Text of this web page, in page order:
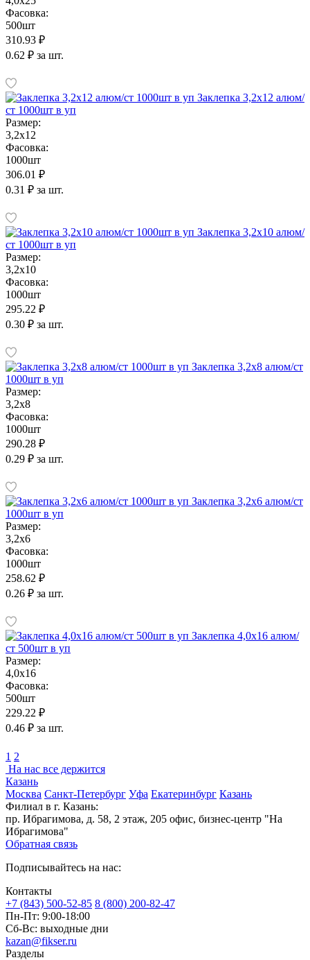
Фасовка:
500шт
310.93 ₽
0.62 ₽ за шт.
Заклепка 3,2х12 алюм/
ст 1000шт в уп
Размер:
3,2х12
Фасовка:
1000шт
306.01 ₽
0.31 ₽ за шт.
Заклепка 3,2х10 алюм/
ст 1000шт в уп
Размер:
3,2х10
Фасовка:
1000шт
295.22 ₽
0.30 ₽ за шт.
Заклепка 3,2х8 алюм/ст
1000шт в уп
Размер:
3,2х8
Фасовка:
1000шт
290.28 ₽
0.29 ₽ за шт.
Заклепка 3,2х6 алюм/ст
1000шт в уп
Размер:
3,2х6
Фасовка:
1000шт
258.62 ₽
0.26 ₽ за шт.
Заклепка 4,0х16 алюм/
ст 500шт в уп
Размер:
4,0х16
Фасовка:
500шт
229.22 ₽
0.46 ₽ за шт.
1 2
На нас все держится
Казань
Москва Санкт-Петербург Уфа Екатеринбург Казань
Филиал в г. Казань:
пр. Ибрагимова, д. 58, 2 этаж, 205 офис, бизнес-центр "На
Ибрагимова"
Обратная связь
Подписывайтесь на нас:
Контакты
+7 (843) 500-52-85 8 (800) 200-82-47
Пн-Пт: 9:00-18:00
Сб-Вс: выходные дни
kazan@fikser.ru
Разделы